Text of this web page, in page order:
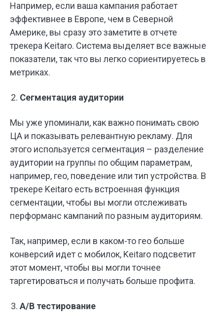
Например, если ваша кампания работает
эффективнее в Европе, чем в Северной
Америке, вы сразу это заметите в отчете
трекера Keitaro. Система выделяет все важные
показатели, так что вы легко сориентируетесь в
метриках.
Сегментация аудитории
Мы уже упоминали, как важно понимать свою
ЦА и показывать релевантную рекламу. Для
этого используется сегментация – разделение
аудитории на группы по общим параметрам,
например, гео, поведение или тип устройства. В
трекере Keitaro есть встроенная функция
сегментации, чтобы вы могли отслеживать
перформанс кампаний по разным аудиториям.
Так, например, если в каком-то гео больше
конверсий идет с мобилок, Keitaro подсветит
этот момент, чтобы вы могли точнее
таргетироваться и получать больше профита.
A/B тестирование